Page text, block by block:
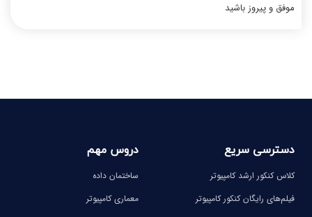
موفق و پیروز باشید
دسترسی سریع
کلاس کنکور ارشد کامپیوتر
فیلم‌های رایگان کنکور کامپیوتر
دروس مهم
ساختمان داده
معماری کامپیوتر